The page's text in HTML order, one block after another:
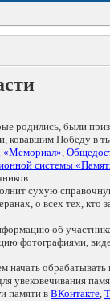
родились, были
ковавшим Победу в
«Мемориал»,
системы
сухую
о всех тех, кто
об
фотографиями,
начать
увековечивания
памяти в ВКонтакте,